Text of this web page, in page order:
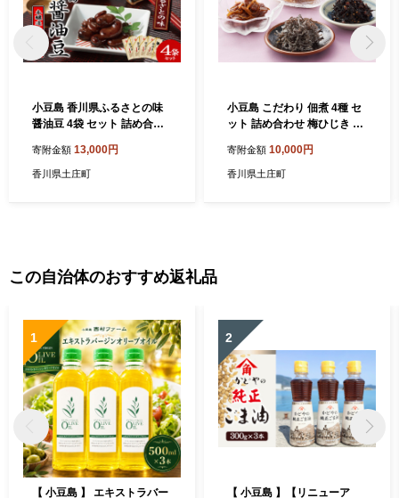
小豆島 香川県ふるさとの味
醤油豆 4袋 セット 詰め合わ
そら豆 惣菜 副菜 おつまみ つ
まみ 食品 香川 香川県 土庄町
寄附金額 13,000円
香川県土庄町
小豆島 こだわり 佃煮 4種 セ
ット 詰め合わせ 梅ひじき ち
ーフ ご飯のお供 ごはんのお
供 惣菜 副菜 おつまみ つまみ
寄附金額 10,000円
香川県土庄町
この自治体のおすすめ返礼品
1
【 小豆島 】 エキストラバー
2
【 小豆島 】【リニューア